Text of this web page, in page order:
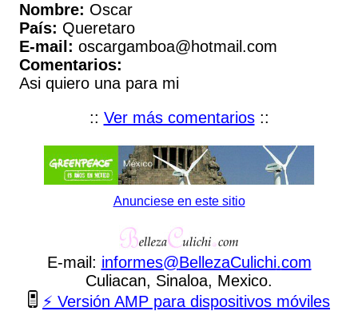
Nombre: Oscar
País: Queretaro
E-mail: oscargamboa@hotmail.com
Comentarios:
Asi quiero una para mi
:: Ver más comentarios::
Anunciese en este sitio
E-mail: informes@BellezaCulichi.com
Culiacan, Sinaloa, Mexico.
⚡ Versión AMP para dispositivos móviles